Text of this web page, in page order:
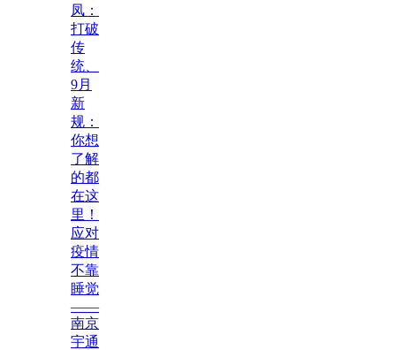
凤：
打破
传
统、
9月
新
规：
你想
了解
的都
在这
里！
应对
疫情
不靠
睡觉
——
南京
宇通